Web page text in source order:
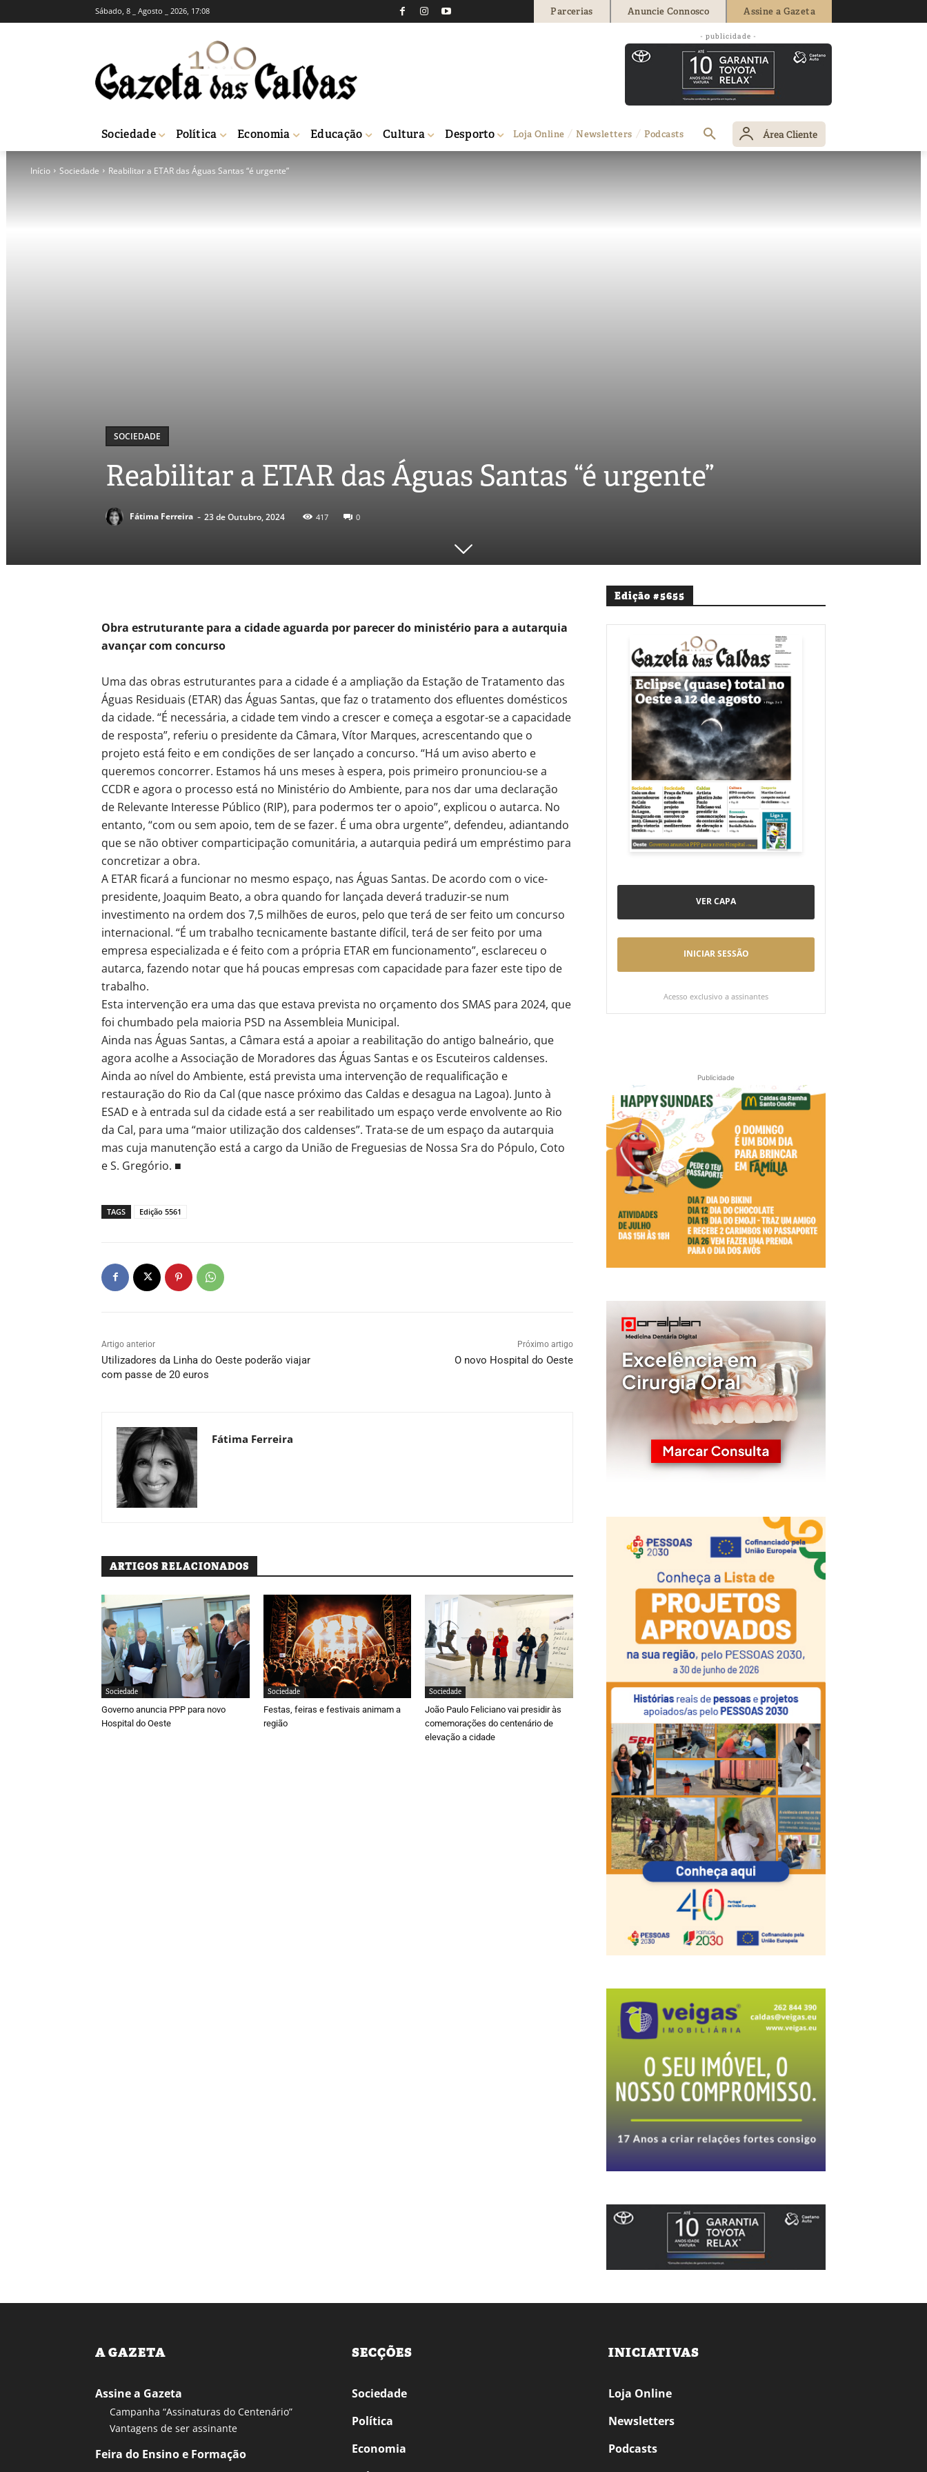
Sábado, 8 _ Agosto _ 2026, 17:08 Parcerias Anuncie Connosco Assine a Gazeta
- publicidade -
Sociedade Política Economia Educação Cultura Desporto Loja Online Newsletters Podcasts Área Cliente
Início Sociedade Reabilitar a ETAR das Águas Santas “é urgente”
SOCIEDADE
Reabilitar a ETAR das Águas Santas “é urgente”
Fátima Ferreira - 23 de Outubro, 2024 417 0
Obra estruturante para a cidade aguarda por parecer do ministério para a autarquia
avançar com concurso
Uma das obras estruturantes para a cidade é a ampliação da Estação de Tratamento das
Águas Residuais (ETAR) das Águas Santas, que faz o tratamento dos efluentes domésticos
da cidade. “É necessária, a cidade tem vindo a crescer e começa a esgotar-se a capacidade
de resposta”, referiu o presidente da Câmara, Vítor Marques, acrescentando que o
projeto está feito e em condições de ser lançado a concurso. “Há um aviso aberto e
queremos concorrer. Estamos há uns meses à espera, pois primeiro pronunciou-se a
CCDR e agora o processo está no Ministério do Ambiente, para nos dar uma declaração
de Relevante Interesse Público (RIP), para podermos ter o apoio”, explicou o autarca. No
entanto, “com ou sem apoio, tem de se fazer. É uma obra urgente”, defendeu, adiantando
que se não obtiver comparticipação comunitária, a autarquia pedirá um empréstimo para
concretizar a obra.
A ETAR ficará a funcionar no mesmo espaço, nas Águas Santas. De acordo com o vice-
presidente, Joaquim Beato, a obra quando for lançada deverá traduzir-se num
investimento na ordem dos 7,5 milhões de euros, pelo que terá de ser feito um concurso
internacional. “É um trabalho tecnicamente bastante difícil, terá de ser feito por uma
empresa especializada e é feito com a própria ETAR em funcionamento”, esclareceu o
autarca, fazendo notar que há poucas empresas com capacidade para fazer este tipo de
trabalho.
Esta intervenção era uma das que estava prevista no orçamento dos SMAS para 2024, que
foi chumbado pela maioria PSD na Assembleia Municipal.
Ainda nas Águas Santas, a Câmara está a apoiar a reabilitação do antigo balneário, que
agora acolhe a Associação de Moradores das Águas Santas e os Escuteiros caldenses.
Ainda ao nível do Ambiente, está prevista uma intervenção de requalificação e
restauração do Rio da Cal (que nasce próximo das Caldas e desagua na Lagoa). Junto à
ESAD e à entrada sul da cidade está a ser reabilitado um espaço verde envolvente ao Rio
da Cal, para uma “maior utilização dos caldenses”. Trata-se de um espaço da autarquia
mas cuja manutenção está a cargo da União de Freguesias de Nossa Sra do Pópulo, Coto
e S. Gregório. ■
TAGS Edição 5561
Artigo anterior
Utilizadores da Linha do Oeste poderão viajar
com passe de 20 euros
Próximo artigo
O novo Hospital do Oeste
Fátima Ferreira
ARTIGOS RELACIONADOS
Sociedade
Governo anuncia PPP para novo
Hospital do Oeste
Sociedade
Festas, feiras e festivais animam a
região
Sociedade
João Paulo Feliciano vai presidir às
comemorações do centenário de
elevação a cidade
Edição #5655
VER CAPA
INICIAR SESSÃO
Acesso exclusivo a assinantes
Publicidade
A GAZETA
Assine a Gazeta
Campanha “Assinaturas do Centenário”
Vantagens de ser assinante
Feira do Ensino e Formação
SECÇÕES
Sociedade
Política
Economia
INICIATIVAS
Loja Online
Newsletters
Podcasts